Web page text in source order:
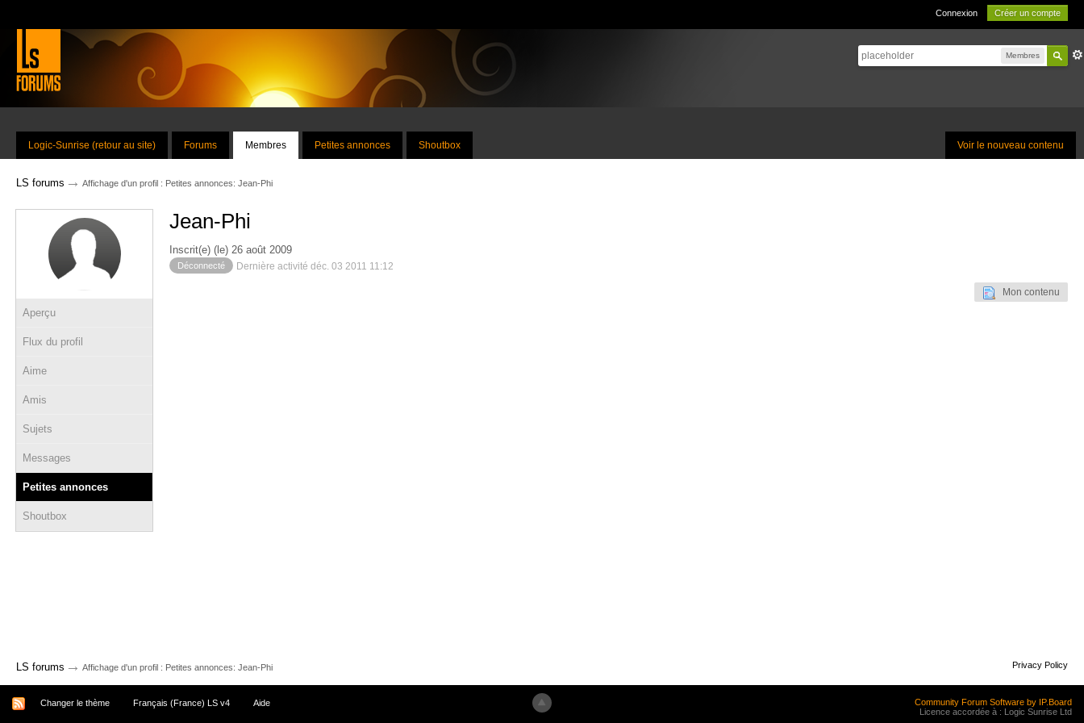
Connexion Créer un compte
Membres
Voir le nouveau contenu
Logic-Sunrise (retour au site) Forums Membres Petites annonces Shoutbox
LS forums → Affichage d'un profil : Petites annonces: Jean-Phi
Aperçu
Flux du profil
Aime
Amis
Sujets
Messages
Petites annonces
Shoutbox
Jean-Phi
Inscrit(e) (le) 26 août 2009
Déconnecté Dernière activité déc. 03 2011 11:12
Mon contenu
LS forums → Affichage d'un profil : Petites annonces: Jean-Phi Privacy Policy
Changer le thème Français (France) LS v4 Aide
Community Forum Software by IP.Board
Licence accordée à : Logic Sunrise Ltd